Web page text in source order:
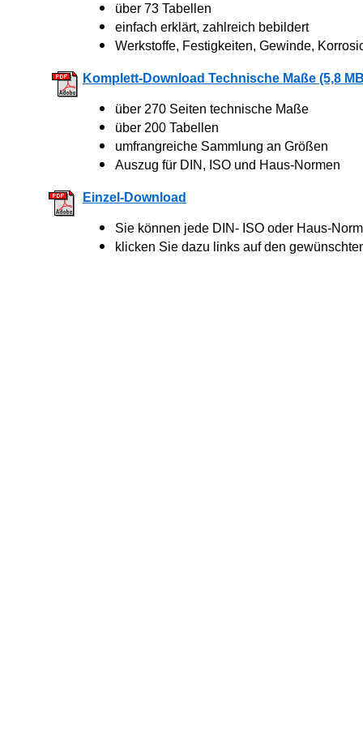
über 73 Tabellen
einfach erklärt, zahlreich bebildert
Werkstoffe, Festigkeiten, Gewinde,
Komplett-Download Technische Maße (5,8
über 270 Seiten technische Maße
über 200 Tabellen
umfrangreiche Sammlung an Größen
Auszug für DIN, ISO und Haus-Normen
Einzel-Download
Sie können jede DIN- ISO oder Haus-
klicken Sie dazu links auf den